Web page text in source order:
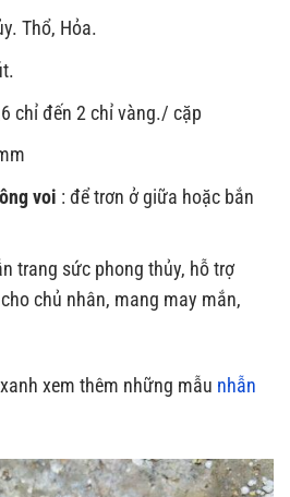
Thổ, Hỏa.
chỉ đến 2 chỉ vàng./ cặp
voi : để trơn ở giữa hoặc bắn
trang sức phong thủy, hỗ trợ
chủ nhân, mang may mắn,
xem thêm những mẫu nhẫn